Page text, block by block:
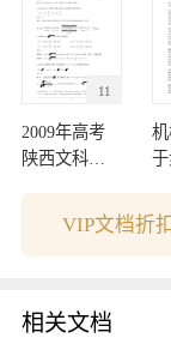
11
2009年高考
陕西文科数
VIP文档折
相关文档